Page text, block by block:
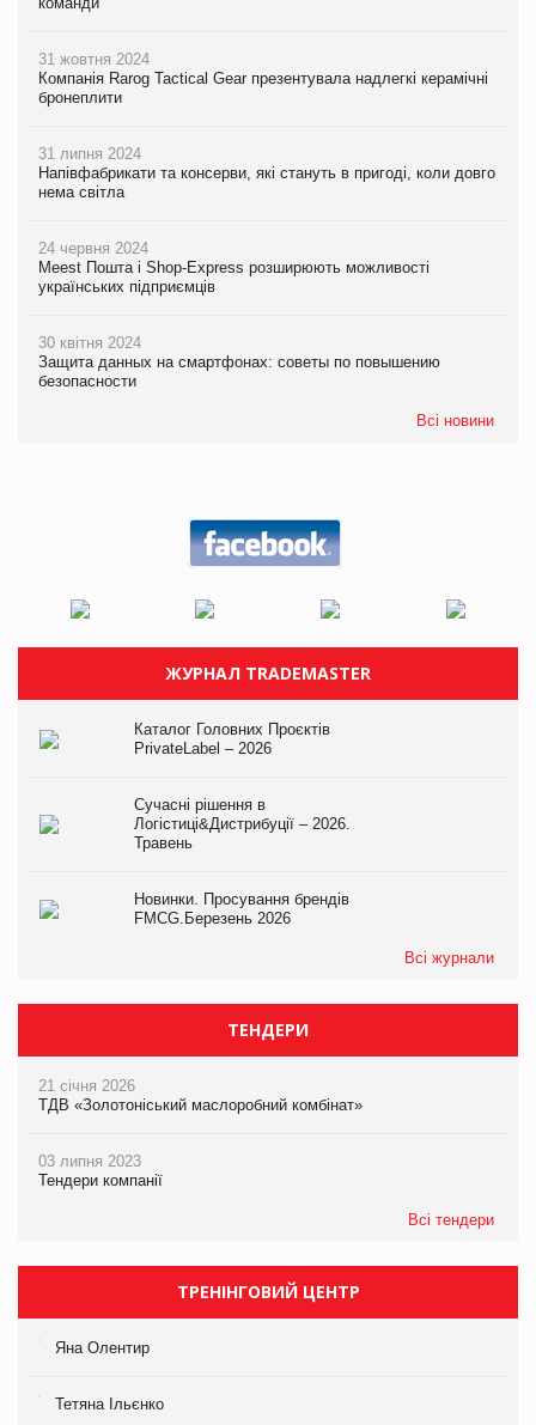
31 жовтня 2024
Компанія Rarog Tactical Gear презентувала надлегкі керамічні
бронеплити
31 липня 2024
Напівфабрикати та консерви, які стануть в пригоді, коли довго
нема світла
24 червня 2024
Meest Пошта і Shop-Express розширюють можливості
українських підприємців
30 квітня 2024
Защита данных на смартфонах: советы по повышению
безопасности
Всі новини
ЖУРНАЛ TRADEMASTER
Каталог Головних Проєктів
PrivateLabel – 2026
Сучасні рішення в
Логістиці&Дистрибуції – 2026.
Травень
Новинки. Просування брендів
FMCG.Березень 2026
Всі журнали
ТЕНДЕРИ
21 січня 2026
ТДВ «Золотоніський маслоробний комбінат»
03 липня 2023
Тендери компанії
Всі тендери
ТРЕНІНГОВИЙ ЦЕНТР
Яна Олентир
Тетяна Ільєнко